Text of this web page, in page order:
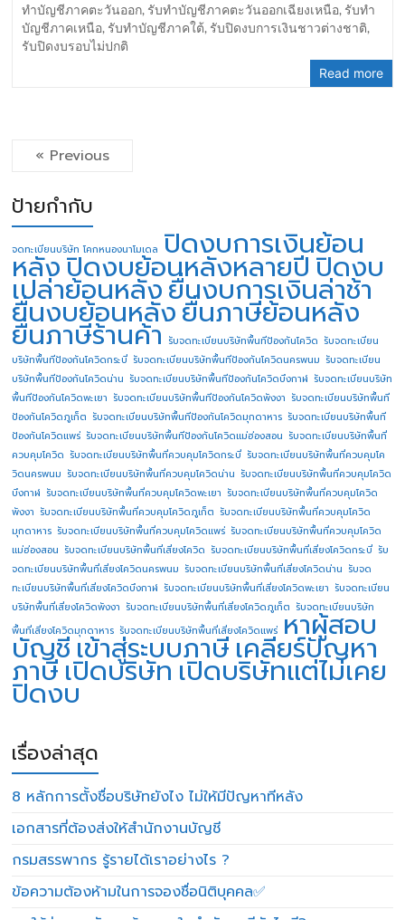
ทำบัญชีภาคตะวันออก, รับทำบัญชีภาคตะวันออกเฉียงเหนือ, รับทำ
บัญชีภาคเหนือ, รับทำบัญชีภาคใต้, รับปิดงบการเงินชาวต่างชาติ,
รับปิดงบรอบไม่ปกติ
Read more
« Previous
ป้ายกำกับ
จดทะเบียนบริษัท โคกหนองนาโมเดล ปิดงบการเงินย้อน
หลังปิดงบย้อนหลังหลายปี ปิดงบ
เปล่าย้อนหลังยื่นงบการเงินล่าช้า
ยื่นงบย้อนหลังยื่นภาษีย้อนหลัง
ยื่นภาษีร้านค้า รับจดทะเบียนบริษัทพื้นทีป้องกันโควิด รับจดทะเบียน
บริษัทพื้นทีป้องกันโควิดกระบี่ รับจดทะเบียนบริษัทพื้นทีป้องกันโควิดนครพนม รับจดทะเบียน
บริษัทพื้นทีป้องกันโควิดน่าน รับจดทะเบียนบริษัทพื้นทีป้องกันโควิดบึงกาฬ รับจดทะเบียนบริษัท
พื้นทีป้องกันโควิดพะเยา รับจดทะเบียนบริษัทพื้นทีป้องกันโควิดพังงา รับจดทะเบียนบริษัทพื้นที
ป้องกันโควิดภูเก็ต รับจดทะเบียนบริษัทพื้นทีป้องกันโควิดมุกดาหาร รับจดทะเบียนบริษัทพื้นที
ป้องกันโควิดแพร่ รับจดทะเบียนบริษัทพื้นทีป้องกันโควิดแม่ฮ่องสอน รับจดทะเบียนบริษัทพื้นที่
ควบคุมโควิด รับจดทะเบียนบริษัทพื้นที่ควบคุมโควิดกระบี่ รับจดทะเบียนบริษัทพื้นที่ควบคุมโค
วิดนครพนม รับจดทะเบียนบริษัทพื้นที่ควบคุมโควิดน่าน รับจดทะเบียนบริษัทพื้นที่ควบคุมโควิด
บึงกาฬ รับจดทะเบียนบริษัทพื้นที่ควบคุมโควิดพะเยา รับจดทะเบียนบริษัทพื้นที่ควบคุมโควิด
พังงา รับจดทะเบียนบริษัทพื้นที่ควบคุมโควิดภูเก็ต รับจดทะเบียนบริษัทพื้นที่ควบคุมโควิด
มุกดาหาร รับจดทะเบียนบริษัทพื้นที่ควบคุมโควิดแพร่ รับจดทะเบียนบริษัทพื้นที่ควบคุมโควิด
แม่ฮ่องสอน รับจดทะเบียนบริษัทพื้นที่เสี่ยงโควิด รับจดทะเบียนบริษัทพื้นที่เสี่ยงโควิดกระบี่ รับ
จดทะเบียนบริษัทพื้นที่เสี่ยงโควิดนครพนม รับจดทะเบียนบริษัทพื้นที่เสี่ยงโควิดน่าน รับจด
ทะเบียนบริษัทพื้นที่เสี่ยงโควิดบึงกาฬ รับจดทะเบียนบริษัทพื้นที่เสี่ยงโควิดพะเยา รับจดทะเบียน
บริษัทพื้นที่เสี่ยงโควิดพังงา รับจดทะเบียนบริษัทพื้นที่เสี่ยงโควิดภูเก็ต รับจดทะเบียนบริษัท
พื้นที่เสี่ยงโควิดมุกดาหาร รับจดทะเบียนบริษัทพื้นที่เสี่ยงโควิดแพร่ หาผู้สอบ
บัญชี เข้าสู่ระบบภาษี เคลียร์ปัญหา
ภาษีเปิดบริษัทเปิดบริษัทแต่ไม่เคย
ปิดงบ
เรื่องล่าสุด
8 หลักการตั้งชื่อบริษัทยังไง ไม่ให้มีปัญหาทีหลัง
เอกสารที่ต้องส่งให้สำนักงานบัญชี
กรมสรรพากร รู้รายได้เราอย่างไร ?
ข้อความต้องห้ามในการจองชื่อนิติบุคคล✅